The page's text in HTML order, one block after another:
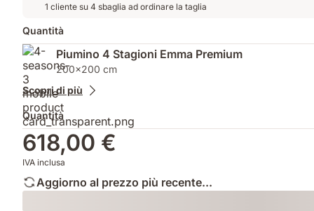
1 cliente su 4 sbaglia ad ordinare la taglia
Quantità
Piumino 4 Stagioni Emma Premium
200x200 cm
Scopri di più
Quantità
618,00 €
IVA inclusa
Aggiorno al prezzo più recente...